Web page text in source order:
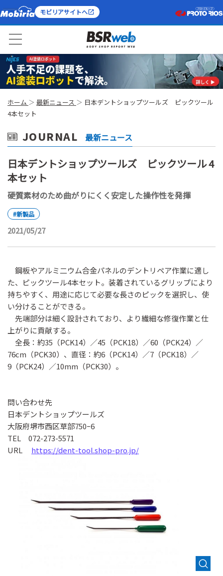
モビリアサイトへ
ホーム 最新ニュース
日本デントショップツールズ ピックツール
4本セット
JOURNAL 最新ニュース
日本デントショップツールズ ピックツール 4
本セット
硬質素材のため曲がりにくく安定した操作性を発揮
#新製品
2021/05/27
鋼板やアルミ二ウム合金パネルのデントリペア作業に適し
た、ピックツール4本セット。装着されているグリップにより
持ちやすく、用途に応じて必要な長さのピックを選択し、使
い分けることができる。
先端部分は細く設計されており、より繊細な修復作業と仕
上がりに貢献する。
全長：約35（PCK14）／45（PCK18）／60（PCK24）／
76cm（PCK30）、直径：約6（PCK14）／7（PCK18）／
9（PCK24）／10mm（PCK30）。
問い合わせ先
日本デントショップツールズ
大阪府堺市西区草部750ｰ6
TEL 072-273-5571
URL https://dent-tool.shop-pro.jp/